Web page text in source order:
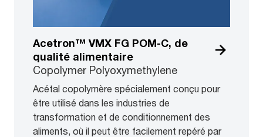
Acetron™ VMX FG POM-C, de
qualité alimentaire
Copolymer Polyoxymethylene
Acétal copolymère spécialement conçu pour
être utilisé dans les industries de
transformation et de conditionnement des
aliments, où il peut être facilement repéré par